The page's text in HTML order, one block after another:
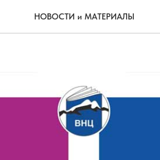
НОВОСТИ и МАТЕРИАЛЫ
прорывы –